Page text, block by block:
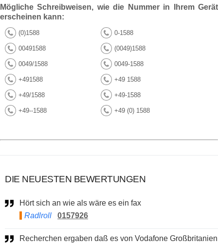
Mögliche Schreibweisen, wie die Nummer in Ihrem Gerät
erscheinen kann:
(0)1588 0-1588
00491588 (0049)1588
0049/1588 0049-1588
+491588 +49 1588
+49/1588 +49-1588
+49--1588 +49 (0) 1588
DIE NEUESTEN BEWERTUNGEN
Hört sich an wie als wäre es ein fax
Radlroll
0157926
Recherchen ergaben daß es von Vodafone Großbritanien